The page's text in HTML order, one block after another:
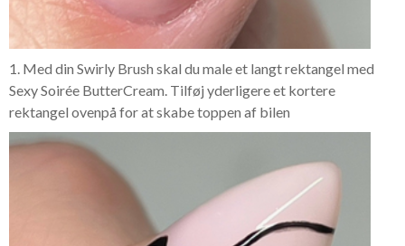
1. Med din Swirly Brush skal du male et langt rektangel med
Sexy Soirée ButterCream. Tilføj yderligere et kortere
rektangel ovenpå for at skabe toppen af bilen